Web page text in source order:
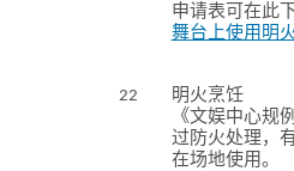
申请表可在此下
舞台上使用明
22
明火烹饪
《文娱中心规
过防火处理，
在场地使用。